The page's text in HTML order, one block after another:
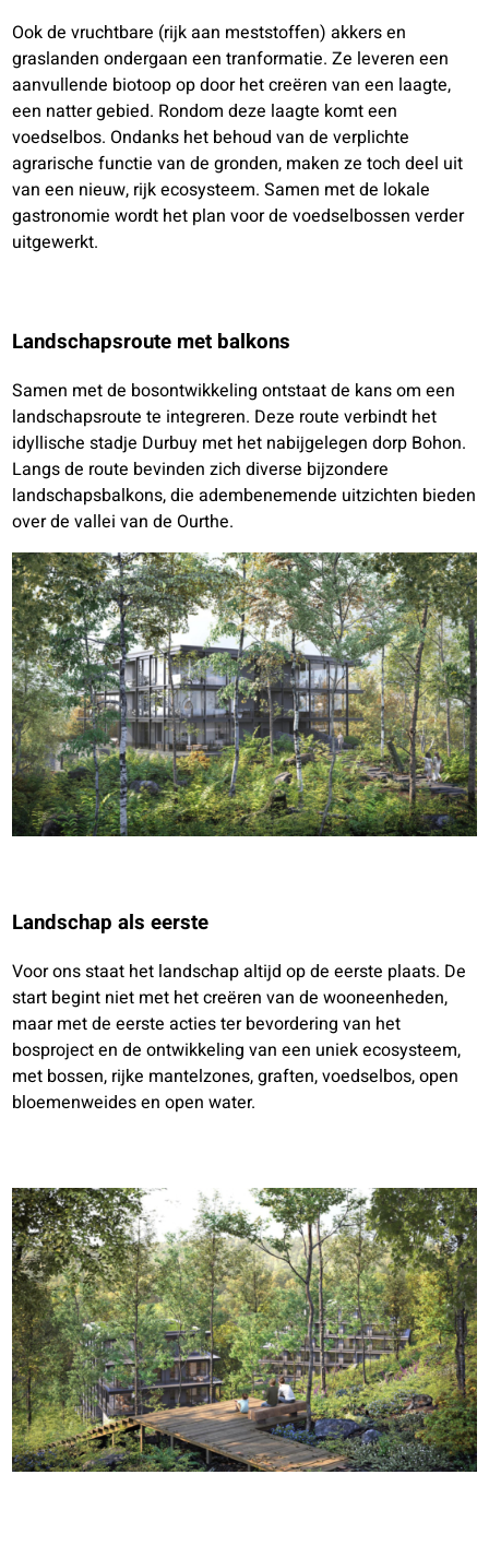
Ook de vruchtbare (rijk aan meststoffen) akkers en
graslanden ondergaan een tranformatie. Ze leveren een
aanvullende biotoop op door het creëren van een laagte,
een natter gebied. Rondom deze laagte komt een
voedselbos. Ondanks het behoud van de verplichte
agrarische functie van de gronden, maken ze toch deel uit
van een nieuw, rijk ecosysteem. Samen met de lokale
gastronomie wordt het plan voor de voedselbossen verder
uitgewerkt.
Landschapsroute met balkons
Samen met de bosontwikkeling ontstaat de kans om een
landschapsroute te integreren. Deze route verbindt het
idyllische stadje Durbuy met het nabijgelegen dorp Bohon.
Langs de route bevinden zich diverse bijzondere
landschapsbalkons, die adembenemende uitzichten bieden
over de vallei van de Ourthe.
Landschap als eerste
Voor ons staat het landschap altijd op de eerste plaats. De
start begint niet met het creëren van de wooneenheden,
maar met de eerste acties ter bevordering van het
bosproject en de ontwikkeling van een uniek ecosysteem,
met bossen, rijke mantelzones, graften, voedselbos, open
bloemenweides en open water.